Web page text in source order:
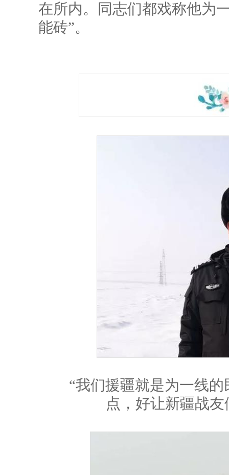
在所内。同志们都戏称他为
能砖”。
“我们援疆就是为一线的
点，好让新疆战